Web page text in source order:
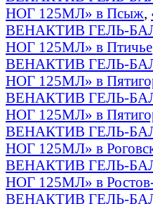
НОГ 125МЛ» в Псыж,
ВЕНАКТИВ ГЕЛЬ-
НОГ 125МЛ» в Птичье
ВЕНАКТИВ ГЕЛЬ-
НОГ 125МЛ» в
ВЕНАКТИВ ГЕЛЬ-
НОГ 125МЛ» в
ВЕНАКТИВ ГЕЛЬ-
НОГ 125МЛ» в
ВЕНАКТИВ ГЕЛЬ-
НОГ 125МЛ» в
ВЕНАКТИВ ГЕЛЬ-